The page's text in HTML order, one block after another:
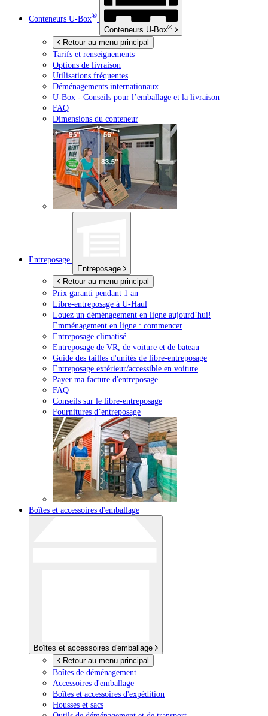
Conteneurs U-Box®
Conteneurs U-Box®
Retour au menu principal
Tarifs et renseignements
Options de livraison
Utilisations fréquentes
Déménagements internationaux
U-Box - Conseils pour l’emballage et la livraison
FAQ
Dimensions du conteneur
Entreposage
Entreposage
Retour au menu principal
Prix garanti pendant 1 an
Libre-entreposage à U-Haul
Louez un déménagement en ligne aujourd’hui!
Emménagement en ligne : commencer
Entreposage climatisé
Entreposage de VR, de voiture et de bateau
Guide des tailles d'unités de libre-entreposage
Entreposage extérieur/accessible en voiture
Payer ma facture d'entreposage
FAQ
Conseils sur le libre-entreposage
Fournitures d’entreposage
Boîtes et accessoires d'emballage
Boîtes et accessoires d'emballage
Retour au menu principal
Boîtes de déménagement
Accessoires d'emballage
Boîtes et accessoires d'expédition
Housses et sacs